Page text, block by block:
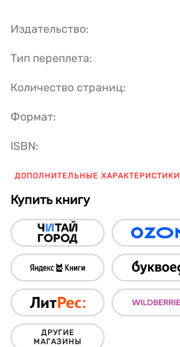
Издательство:
Тип переплета:
Количество страниц:
Формат:
ISBN:
ДОПОЛНИТЕЛЬНЫЕ ХАРАКТЕРИСТИКИ
Купить книгу
ДРУГИЕ
МАГАЗИНЫ